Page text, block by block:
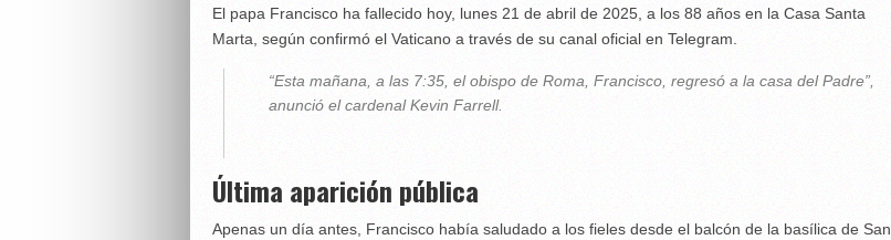
El papa Francisco ha fallecido hoy, lunes 21 de abril de 2025, a los 88 años en la Casa Santa
Marta, según confirmó el Vaticano a través de su canal oficial en Telegram.
“Esta mañana, a las 7:35, el obispo de Roma, Francisco, regresó a la casa del Padre”,
anunció el cardenal Kevin Farrell.
Última aparición pública
Apenas un día antes, Francisco había saludado a los fieles desde el balcón de la basílica de San